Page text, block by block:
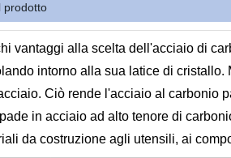
prodotto
vantaggi alla scelta dell'acciaio di
intorno alla sua latice di
Ciò rende l'acciaio al carbonio
in acciaio ad alto tenore di
da costruzione agli utensili, ai